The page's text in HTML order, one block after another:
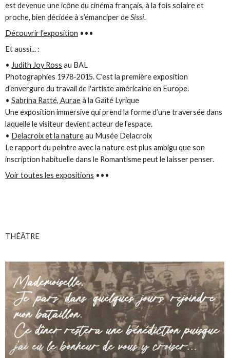
est devenue une icône du cinéma français, à la fois solaire et
proche, bien décidée à s’émanciper deSissi.
Découvrir l'exposition •••
Et aussi... :
• Judith Joy Ross au BAL
Photographies 1978-2015. C'est la première exposition
d’envergure du travail de l'artiste américaine en Europe.
•Sabrina Ratté, Auraeà la Gaîté Lyrique
Une exposition immersive qui prend la forme d’une traversée dans
laquelle le visiteur devient acteur de l’espace.
• Delacroix et la natureau Musée Delacroix
Le rapport du peintre avec la nature est plus ambigu que son
inscription habituelle dans le Romantisme peut le laisser penser.
Voir toutes les expositions •••
THÉÂTRE